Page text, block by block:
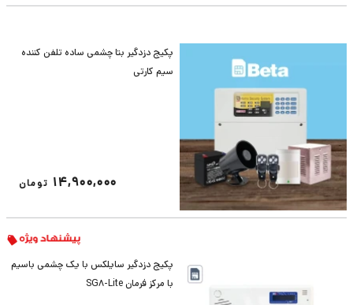
پکیج دزدگیر بتا چشمی ساده تلفن کننده
سیم کارتی
14,900,000 تومان
پکیج دزدگیر سایلکس با یک چشمی باسیم
با مرکز فرمان SG8-Lite